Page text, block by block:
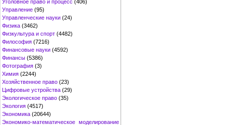
Уголовное право и процесс (406)
Управление (95)
Управленческие науки (24)
Физика (3462)
Физкультура и спорт (4482)
Философия (7216)
Финансовые науки (4592)
Финансы (5386)
Фотография (3)
Химия (2244)
Хозяйственное право (23)
Цифровые устройства (29)
Экологическое право (35)
Экология (4517)
Экономика (20644)
Экономико-математическое моделирование